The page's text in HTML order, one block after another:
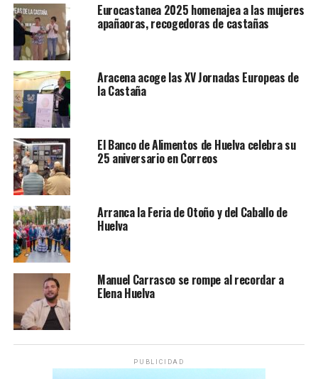
Eurocastanea 2025 homenajea a las mujeres
apañaoras, recogedoras de castañas
Aracena acoge las XV Jornadas Europeas de
la Castaña
El Banco de Alimentos de Huelva celebra su
25 aniversario en Correos
Arranca la Feria de Otoño y del Caballo de
Huelva
Manuel Carrasco se rompe al recordar a
Elena Huelva
PUBLICIDAD